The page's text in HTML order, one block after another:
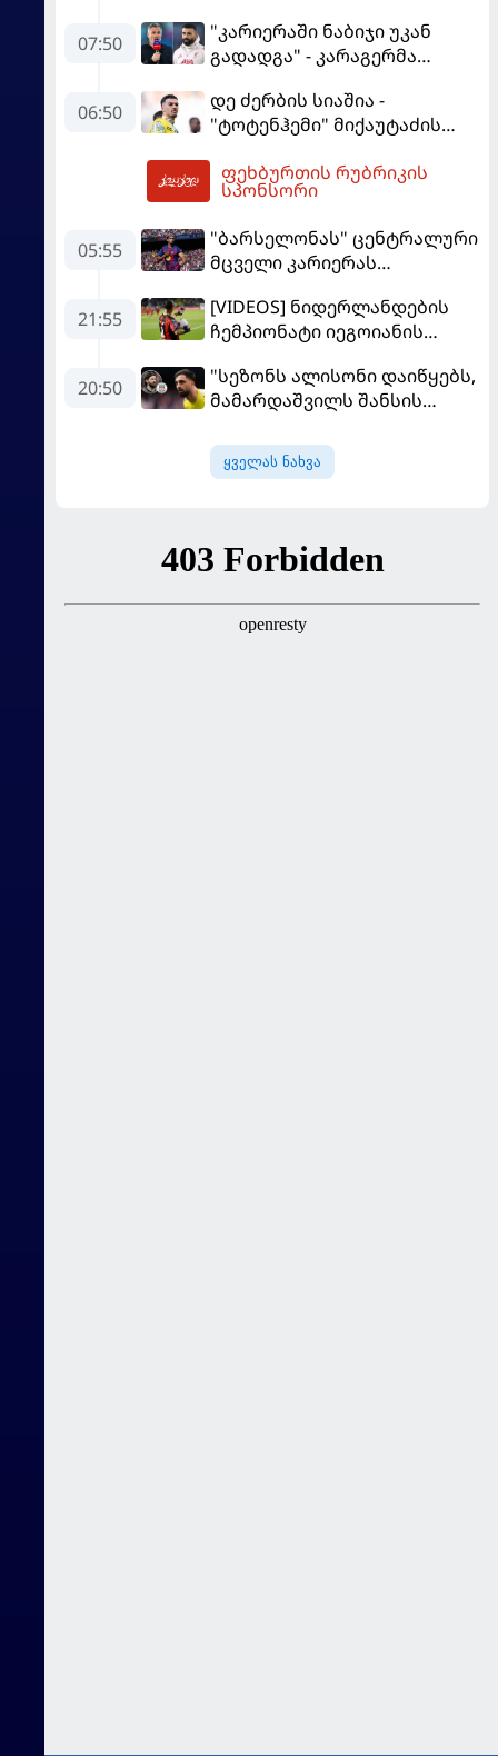
07:50
"კარიერაში ნაბიჯი უკან
გადადგა" - კარაგერმა
06:50
დე ძერბის სიაშია -
"ტოტენჰემი" მიქაუტაძის
ფეხბურთის რუბრიკის
სპონსორი
05:55
"ბარსელონას" ცენტრალური
მცველი კარიერას
გააგრძელებს
21:55
[VIDEOS] ნიდერლანდების
ჩემპიონატი იეგოიანის
MVP გახდა
20:50
"სეზონს ალისონი დაიწყებს,
მამარდაშვილს შანსის
მოთმინება სჭირდება,
რომელსაც 100%-ით
მეკარემ
ყველას ნახვა